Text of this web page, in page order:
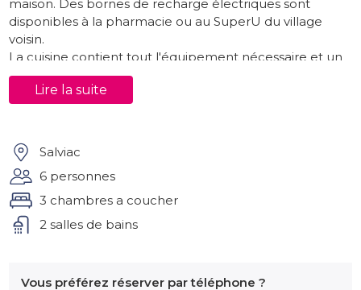
maison. Des bornes de recharge électriques sont
disponibles à la pharmacie ou au SuperU du village
voisin.
La cuisine contient tout l'équipement nécessaire et un
large choix de livres de cuisine. Il y a une longue table à
manger avec huit chaises. A côté de la cuisine se trouve
douche, lavabo et toilettes.
Dans le sous-sol il y a une chambre spacieuse avec
deux sommiers (de 90x200). Vous trouverez également
une armoire, un bureau et une douche privée, lavabo
et toilettes.
Lire la suite
Salviac
6 personnes
3 chambres a coucher
2 salles de bains
Vous préférez réserver par téléphone ?